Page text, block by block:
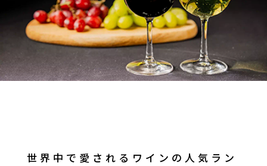
世界中で愛されるワインの人気ラン